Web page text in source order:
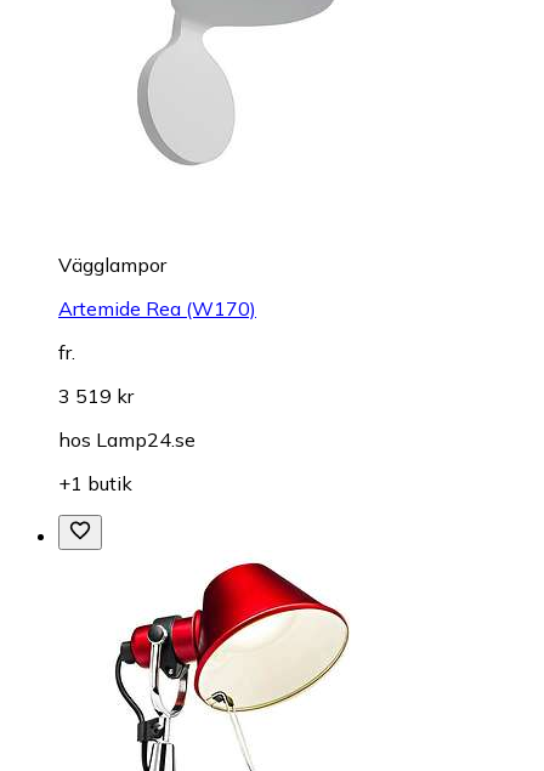
Vägglampor
Artemide Rea (W170)
fr.
3 519 kr
hos Lamp24.se
+1 butik